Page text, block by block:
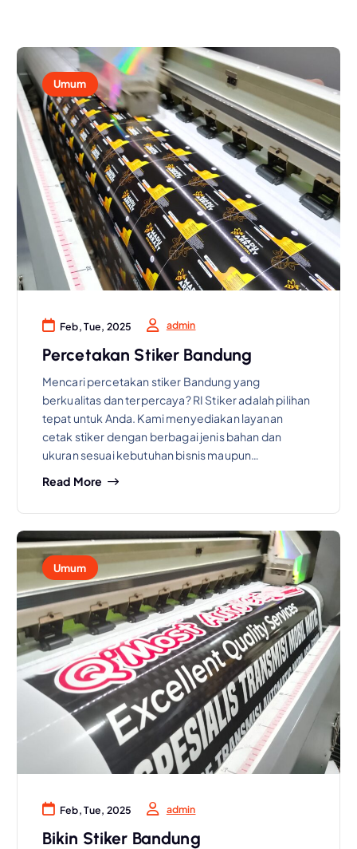
Umum
Feb, Tue, 2025 admin
Percetakan Stiker Bandung
Mencari percetakan stiker Bandung yang
berkualitas dan terpercaya? RI Stiker adalah pilihan
tepat untuk Anda. Kami menyediakan layanan
cetak stiker dengan berbagai jenis bahan dan
ukuran sesuai kebutuhan bisnis maupun…
Read More
Umum
Feb, Tue, 2025 admin
Bikin Stiker Bandung